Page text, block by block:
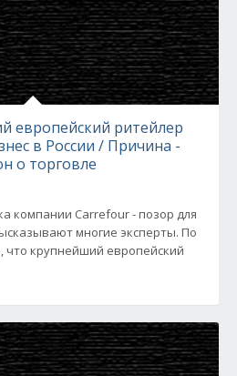
европейский ритейлер
в России / Причина -
о торговле
компании Carrefour - позор для
многие эксперты. По
что крупнейший европейский